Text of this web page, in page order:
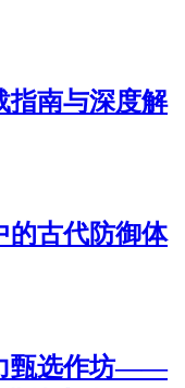
指南与深度解
的古代防御体
甄选作坊——